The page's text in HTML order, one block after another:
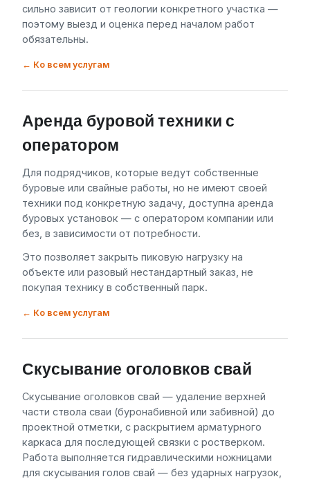
сильно зависит от геологии конкретного участка —
поэтому выезд и оценка перед началом работ
обязательны.
← Ко всем услугам
Аренда буровой техники с
оператором
Для подрядчиков, которые ведут собственные
буровые или свайные работы, но не имеют своей
техники под конкретную задачу, доступна аренда
буровых установок — с оператором компании или
без, в зависимости от потребности.
Это позволяет закрыть пиковую нагрузку на
объекте или разовый нестандартный заказ, не
покупая технику в собственный парк.
← Ко всем услугам
Скусывание оголовков свай
Скусывание оголовков свай — удаление верхней
части ствола сваи (буронабивной или забивной) до
проектной отметки, с раскрытием арматурного
каркаса для последующей связки с ростверком.
Работа выполняется гидравлическими ножницами
для скусывания голов свай — без ударных нагрузок,